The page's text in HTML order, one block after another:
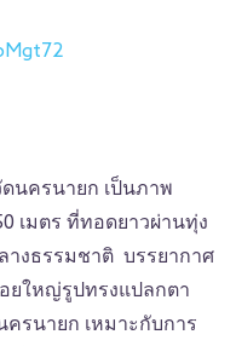
ดนครนายก เป็นภาพ
เมตร ที่ทอดยาวผ่านทุ่ง
งธรรมชาติ บรรยากาศ
ยใหญ่รูปทรงแปลกตา
ครนายก เหมาะกับการ